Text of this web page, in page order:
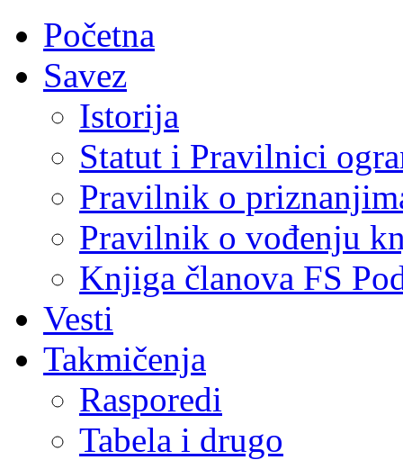
Početna
Savez
Istorija
Statut i Pravilnici
Pravilnik o
Pravilnik o vođenju
Knjiga članova FS
Vesti
Takmičenja
Rasporedi
Tabela i drugo